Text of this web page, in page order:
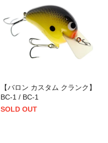
【バロン カスタム クランク】
BC-1 / BC-1
SOLD OUT